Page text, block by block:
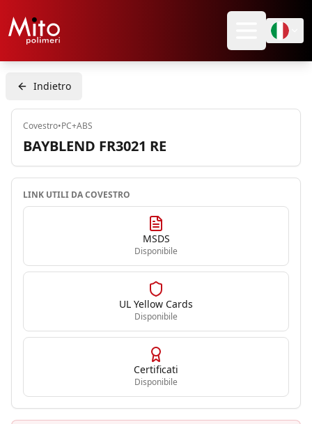
Indietro
Covestro•PC+ABS
BAYBLEND FR3021 RE
LINK UTILI DACOVESTRO
MSDS
Disponibile
UL Yellow Cards
Disponibile
Certificati
Disponibile